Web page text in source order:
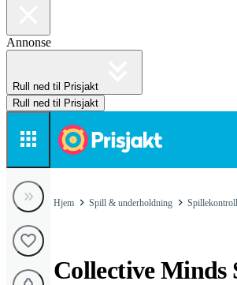
Annonse
Rull ned til Prisjakt
Rull ned til Prisjakt
Hjem Spill & underholdning
Collective Minds